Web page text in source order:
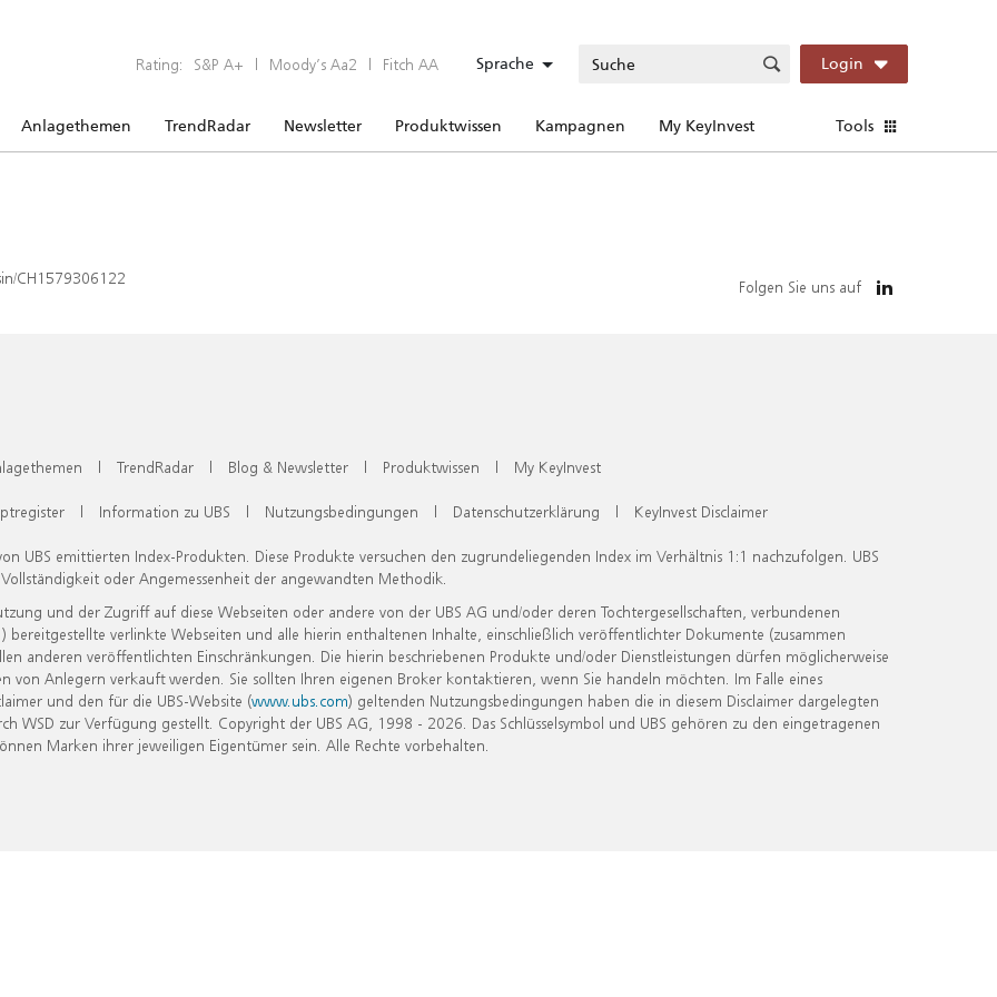
Rating: S&P A+ | Moody’s Aa2 | Fitch AA Sprache Login
Anlagethemen TrendRadar Newsletter Produktwissen Kampagnen My KeyInvest Tools
CH1579306122 Folgen Sie uns auf
| TrendRadar | Blog & Newsletter | Produktwissen | My KeyInvest
| Information zu UBS | Nutzungsbedingungen | Datenschutzerklärung | KeyInvest Disclaimer
UBS emittierten Index-Produkten. Diese Produkte versuchen den zugrundeliegenden Index im Verhältnis 1:1 nachzufolgen. UBS
oder Angemessenheit der angewandten Methodik.
und der Zugriff auf diese Webseiten oder andere von der UBS AG und/oder deren Tochtergesellschaften, verbundenen
verlinkte Webseiten und alle hierin enthaltenen Inhalte, einschließlich veröffentlichter Dokumente (zusammen
anderen veröffentlichten Einschränkungen. Die hierin beschriebenen Produkte und/oder Dienstleistungen dürfen möglicherweise
Anlegern verkauft werden. Sie sollten Ihren eigenen Broker kontaktieren, wenn Sie handeln möchten. Im Falle eines
und den für die UBS-Website (www.ubs.com) geltenden Nutzungsbedingungen haben die in diesem Disclaimer dargelegten
zur Verfügung gestellt. Copyright der UBS AG, 1998 - 2026. Das Schlüsselsymbol und UBS gehören zu den eingetragenen
Marken ihrer jeweiligen Eigentümer sein. Alle Rechte vorbehalten.